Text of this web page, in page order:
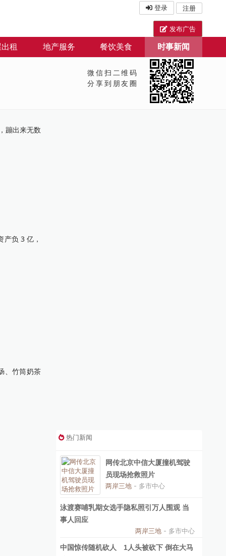
登录 注册
发布广告
租 地产服务 餐饮美食 时事新闻
微信扫二维码
分享到朋友圈
蹦出来无数
负 3 亿，
、竹筒奶茶
热门新闻
网传北京中信大厦撞机驾驶
员现场抢救照片
两岸三地 - 多市中心
泳渡赛哺乳期女选手隐私照引万人围观 当
事人回应
两岸三地 - 多市中心
中国惊传随机砍人 1人头被砍下 倒在大马